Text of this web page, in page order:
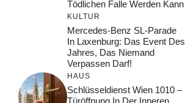
Tödlichen Falle Werden Kann
KULTUR
Mercedes-Benz SL-Parade
In Laxenburg: Das Event Des
Jahres, Das Niemand
Verpassen Darf!
HAUS
Schlüsseldienst Wien 1010 –
Türöffnung In Der Inneren